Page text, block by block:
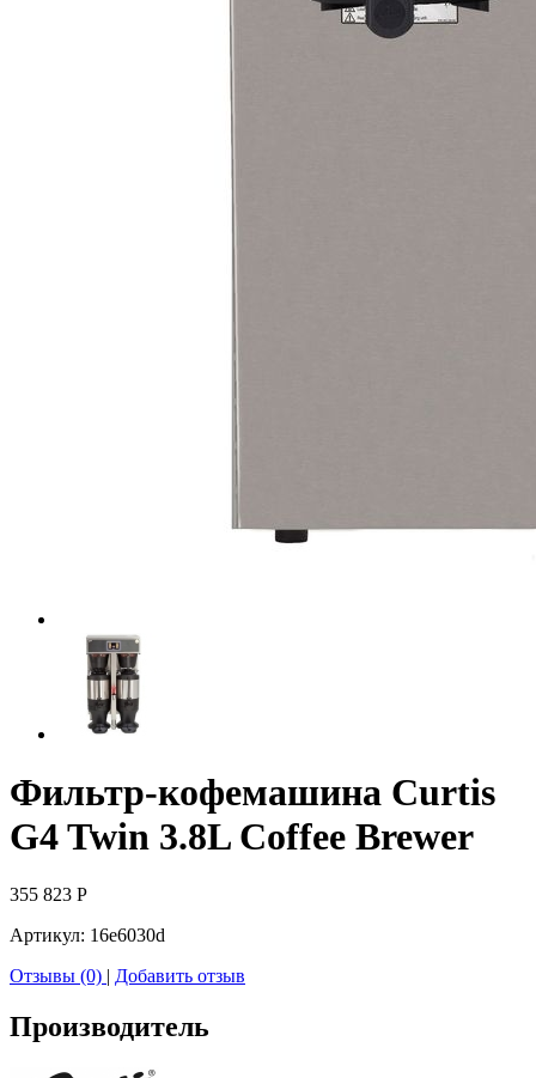
Фильтр-кофемашина Curtis
G4 Twin 3.8L Coffee Brewer
355 823 Р
Артикул: 16e6030d
Отзывы (0) | Добавить отзыв
Производитель